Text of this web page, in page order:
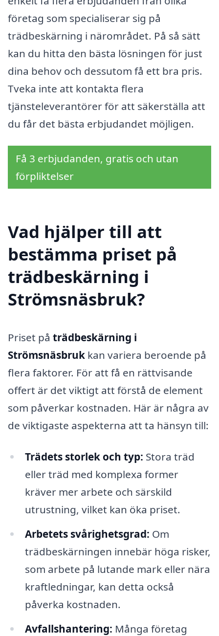
företag som specialiserar sig på
trädbeskärning i närområdet. På så sätt
kan du hitta den bästa lösningen för just
dina behov och dessutom få ett bra pris.
Tveka inte att kontakta flera
tjänsteleverantörer för att säkerställa att
du får det bästa erbjudandet möjligen.
Få 3 erbjudanden, gratis och utan
förpliktelser
Vad hjälper till att
bestämma priset på
trädbeskärning i
Strömsnäsbruk?
Priset på trädbeskärning i
Strömsnäsbruk kan variera beroende på
flera faktorer. För att få en rättvisande
offert är det viktigt att förstå de element
som påverkar kostnaden. Här är några av
de viktigaste aspekterna att ta hänsyn till:
Trädets storlek och typ: Stora träd
eller träd med komplexa former
kräver mer arbete och särskild
utrustning, vilket kan öka priset.
Arbetets svårighetsgrad: Om
trädbeskärningen innebär höga risker,
som arbete på lutande mark eller nära
kraftledningar, kan detta också
påverka kostnaden.
Avfallshantering: Många företag